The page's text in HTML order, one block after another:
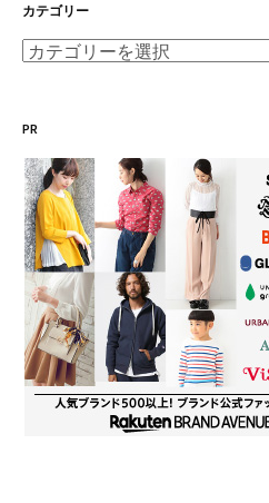
カテゴリー
カ
リ
ー
PR